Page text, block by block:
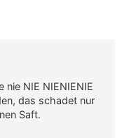
nie NIE NIENIENIE
das schadet nur
Saft.